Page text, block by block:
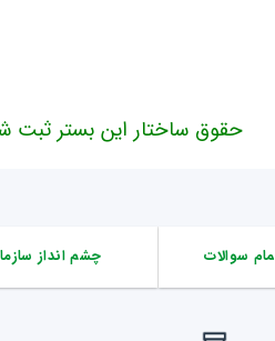
حقوق ساختار این بستر ثبت
سوالات چشم انداز